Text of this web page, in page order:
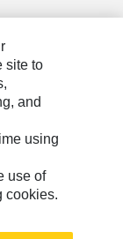
reservados.
site to
and
using
use of
cookies.